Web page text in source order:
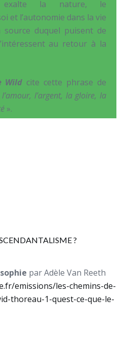
la nature, le
et l’autonomie dans la vie
duquel puisent de
au retour à la
Wild cite cette phrase de
l’argent, la gloire, la
».
?
par Adèle Van Reeth
emissions/les-chemins-de-
thoreau-1-quest-ce-que-le-